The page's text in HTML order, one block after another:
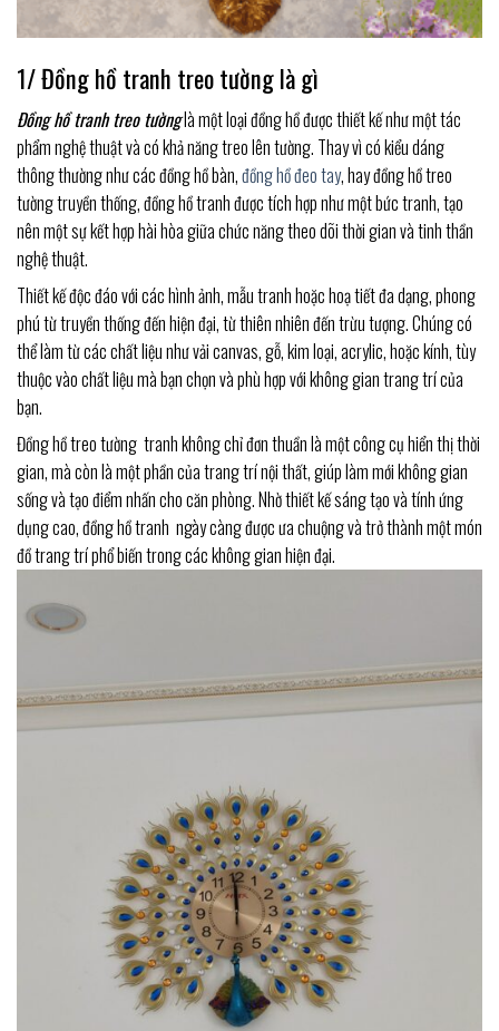
1/ Đồng hồ tranh treo tường là gì
Đồng hồ tranh treo tườnglà một loại đồng hồ được thiết kế như một tác
phẩm nghệ thuật và có khả năng treo lên tường. Thay vì có kiểu dáng
thông thường như các đồng hồ bàn,đồng hồ đeo tay, hay đồng hồ treo
tường truyền thống, đồng hồ tranh được tích hợp như một bức tranh, tạo
nên một sự kết hợp hài hòa giữa chức năng theo dõi thời gian và tinh thần
nghệ thuật.
Thiết kế độc đáo với các hình ảnh, mẫu tranh hoặc hoạ tiết đa dạng, phong
phú từ truyền thống đến hiện đại, từ thiên nhiên đến trừu tượng. Chúng có
thể làm từ các chất liệu như vải canvas, gỗ, kim loại, acrylic, hoặc kính, tùy
thuộc vào chất liệu mà bạn chọn và phù hợp với không gian trang trí của
bạn.
Đồng hồ treo tường tranh không chỉ đơn thuần là một công cụ hiển thị thời
gian, mà còn là một phần của trang trí nội thất, giúp làm mới không gian
sống và tạo điểm nhấn cho căn phòng. Nhờ thiết kế sáng tạo và tính ứng
dụng cao, đồng hồ tranh ngày càng được ưa chuộng và trở thành một món
đồ trang trí phổ biến trong các không gian hiện đại.